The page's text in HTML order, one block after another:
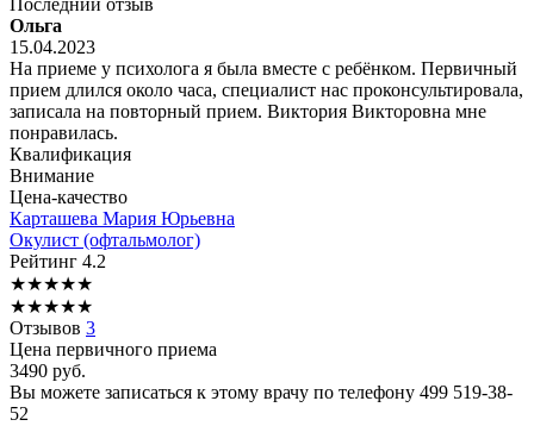
Ольга
15.04.2023
На приеме у психолога я была вместе с ребёнком. Первичный
прием длился около часа, специалист нас проконсультировала,
записала на повторный прием. Виктория Викторовна мне
понравилась.
Квалификация
Внимание
Цена-качество
Карташева Мария Юрьевна
Окулист (офтальмолог)
Рейтинг 4.2
★★★★★
★★★★★
Отзывов 3
Цена первичного приема
3490 руб.
Вы можете записаться к этому врачу по телефону 499 519-38-
52